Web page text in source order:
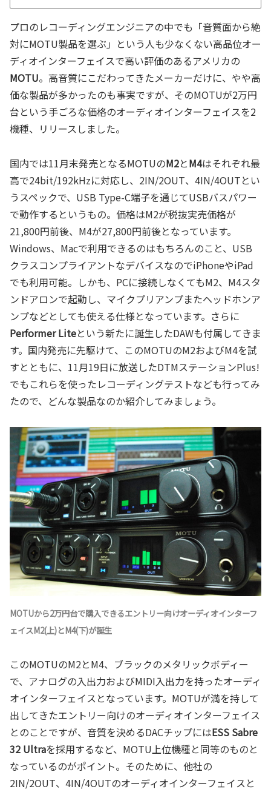
プロのレコーディングエンジニアの中でも「音質面から絶
対にMOTU製品を選ぶ」という人も少なくない高品位オー
ディオインターフェイスで高い評価のあるアメリカの
MOTU。高音質にこだわってきたメーカーだけに、やや高
価な製品が多かったのも事実ですが、そのMOTUが2万円
台という手ごろな価格のオーディオインターフェイスを2
機種、リリースしました。
国内では11月末発売となるMOTUのM2とM4はそれぞれ最
高で24bit/192kHzに対応し、2IN/2OUT、4IN/4OUTとい
うスペックで、USB Type-C端子を通じてUSBバスパワー
で動作するというもの。価格はM2が税抜実売価格が
21,800円前後、M4が27,800円前後となっています。
Windows、Macで利用できるのはもちろんのこと、USB
クラスコンプライアントなデバイスなのでiPhoneやiPad
でも利用可能。しかも、PCに接続しなくてもM2、M4スタ
ンドアロンで起動し、マイクプリアンプまたヘッドホンア
ンプなどとしても使える仕様となっています。さらに
Performer Liteという新たに誕生したDAWも付属してきま
す。国内発売に先駆けて、このMOTUのM2およびM4を試
すとともに、11月19日に放送したDTMステーションPlus!
でもこれらを使ったレコーディングテストなども行ってみ
たので、どんな製品なのか紹介してみましょう。
MOTUから2万円台で購入できるエントリー向けオーディオインターフ
ェイスM2(上)とM4(下)が誕生
このMOTUのM2とM4、ブラックのメタリックボディー
で、アナログの入出力およびMIDI入出力を持ったオーディ
オインターフェイスとなっています。MOTUが満を持して
出してきたエントリー向けのオーディオインターフェイス
とのことですが、音質を決めるDACチップにはESS Sabre
32 Ultraを採用するなど、MOTU上位機種と同等のものと
なっているのがポイント。そのために、他社の
2IN/2OUT、4IN/4OUTのオーディオインターフェイスと